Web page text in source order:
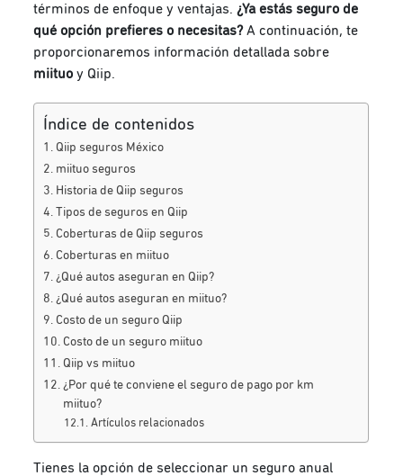
términos de enfoque y ventajas. ¿Ya estás seguro de
qué opción prefieres o necesitas?A continuación, te
proporcionaremos información detallada sobre
miituo y Qiip.
Índice de contenidos
Qiip seguros México
miituo seguros
Historia de Qiip seguros
Tipos de seguros en Qiip
Coberturas de Qiip seguros
Coberturas en miituo
¿Qué autos aseguran en Qiip?
¿Qué autos aseguran en miituo?
Costo de un seguro Qiip
Costo de un seguro miituo
Qiip vs miituo
¿Por qué te conviene el seguro de pago por km
miituo?
Artículos relacionados
Tienes la opción de seleccionar un seguro anual